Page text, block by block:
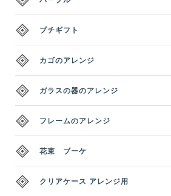
プチギフト
カゴのアレンジ
ガラスの器のアレンジ
フレームのアレンジ
花束 ブーケ
クリアケース アレンジ用